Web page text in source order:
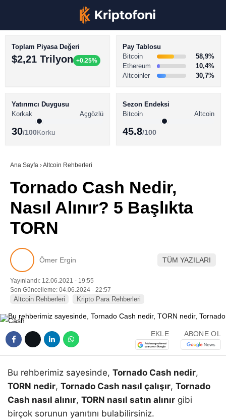
Youtube
TikTok
BİTCOİN HABERLERİ
ALTCOİN HABERLERİ
SÖZLÜK
Toplam Piyasa Değeri
$2,21 Trilyon +0.25%
Pay Tablosu
Bitcoin
58,9%
Ethereum
10,4%
Altcoinler
30,7%
Yatırımcı Duygusu
Korkak
Açgözlü
30/100Korku
Sezon Endeksi
Bitcoin
Altcoin
45.8/100
Ana Sayfa ›Altcoin Rehberleri
Tornado Cash Nedir,
Nasıl Alınır? 5 Başlıkta
TORN
Ömer Ergin TÜM YAZILARI
Yayınlandı: 12.06.2021 - 19:55
Son Güncelleme: 04.06.2024 - 22:57
Altcoin Rehberleri Kripto Para Rehberleri
EKLE ABONE OL
Bu rehberimiz sayesinde, Tornado Cash nedir,
TORN nedir, Tornado Cash nasıl çalışır, Tornado
Cash nasıl alınır, TORN nasıl satın alınır gibi
birçok sorunun yanıtını bulabilirsiniz.